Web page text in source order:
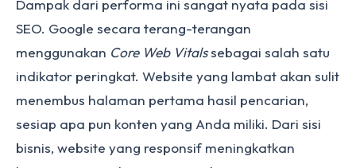
Dampak dari performa ini sangat nyata pada sisi
SEO. Google secara terang-terangan
menggunakan Core Web Vitalssebagai salah satu
indikator peringkat. Website yang lambat akan sulit
menembus halaman pertama hasil pencarian,
sesiap apa pun konten yang Anda miliki. Dari sisi
bisnis, website yang responsif meningkatkan